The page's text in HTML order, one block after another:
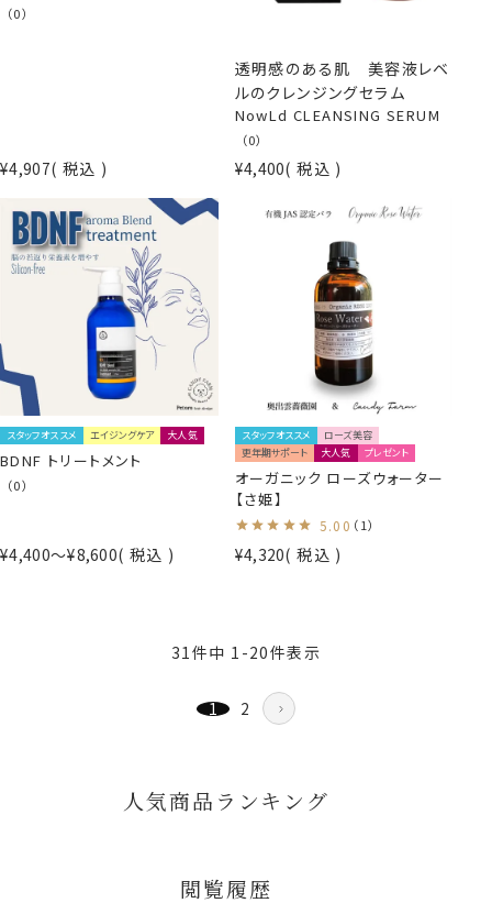
（0）
¥4,907 税込
透明感のある肌 美容液レベ
ルのクレンジングセラム
NowLd CLEANSING SERUM
（0）
¥4,400 税込
スタッフオススメ エイジングケア 大人気
BDNF トリートメント
（0）
¥4,400〜¥8,600 税込
スタッフオススメ
ローズ美容
更年期サポート
大人気 プレゼント
オーガニック ローズウォーター
【さ姫】
5.00 （1）
¥4,320 税込
31件中 1 -20件表示
1 2
人気商品ランキング
閲覧履歴